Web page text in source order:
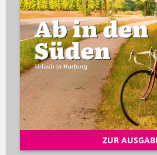
ZUR